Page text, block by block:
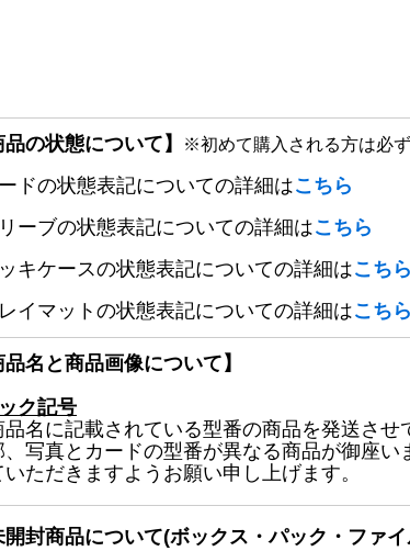
品の状態について】 ※初めて購入される方は必ず
ドの状態表記についての詳細はこちら
ーブの状態表記についての詳細はこちら
キケースの状態表記についての詳細はこちら
イマットの状態表記についての詳細はこちら
品名と商品画像について】
ク記号
名に記載されている型番の商品を発送させ
、写真とカードの型番が異なる商品が御座
いただきますようお願い申し上げます。
開封商品について(ボックス・パック・ファ